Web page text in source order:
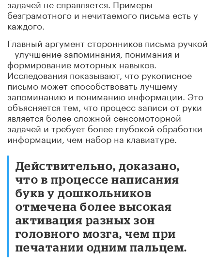
задачей не справляется. Примеры
безграмотного и нечитаемого письма есть у
каждого.
Главный аргумент сторонников письма ручкой
– улучшение запоминания, понимания и
формирование моторных навыков.
Исследования показывают, что рукописное
письмо может способствовать лучшему
запоминанию и пониманию информации. Это
объясняется тем, что процесс записи от руки
является более сложной сенсомоторной
задачей и требует более глубокой обработки
информации, чем набор на клавиатуре.
Действительно, доказано,
что в процессе написания
букв у дошкольников
отмечена более высокая
активация разных зон
головного мозга, чем при
печатании одним пальцем.